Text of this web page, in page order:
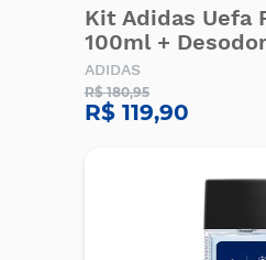
Kit Adidas Uefa
100ml +
ADIDAS
R$ 180,95
R$ 119,90